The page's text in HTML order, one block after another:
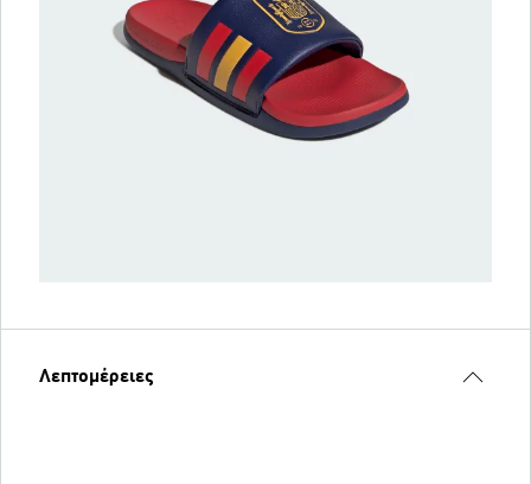
Λεπτομέρειες